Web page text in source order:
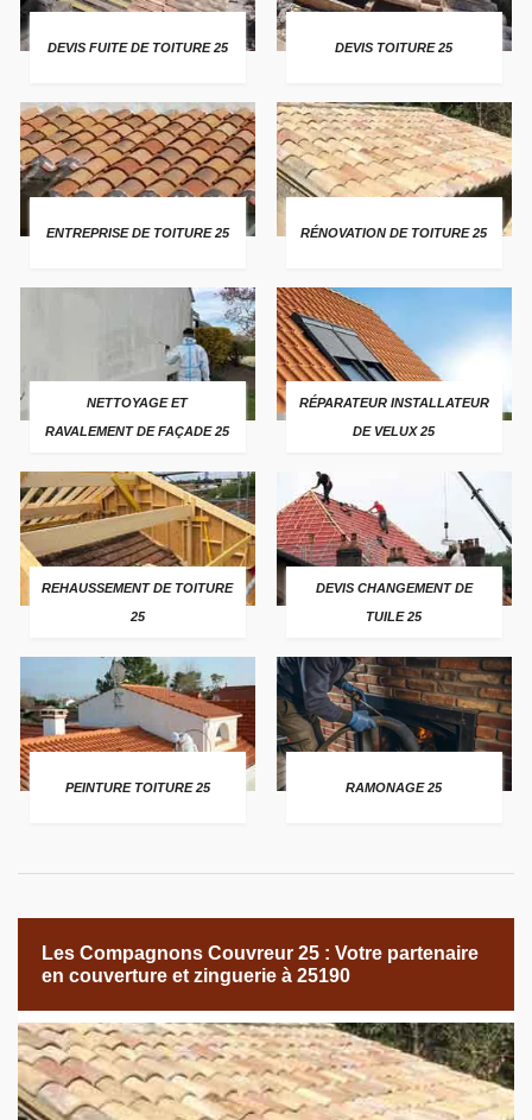
DEVIS FUITE DE TOITURE 25 DEVIS TOITURE 25
ENTREPRISE DE TOITURE 25 RÉNOVATION DE TOITURE 25
NETTOYAGE ET
RAVALEMENT DE FAÇADE 25
RÉPARATEUR INSTALLATEUR
DE VELUX 25
REHAUSSEMENT DE TOITURE
25
DEVIS CHANGEMENT DE
TUILE 25
PEINTURE TOITURE 25 RAMONAGE 25
Les Compagnons Couvreur 25 : Votre partenaire
en couverture et zinguerie à 25190